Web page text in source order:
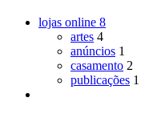
lojas online 8
artes 4
anúncios 1
casamento 2
publicações 1